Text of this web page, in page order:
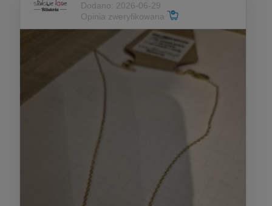
Dodano: 2026-06-29
Opinia zweryfikowana